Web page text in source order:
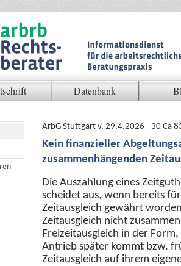
Datenbank
ArbG Stuttgart v. 29.4.2026 - 30 Ca
Kein finanzieller
zusammenhängenden
Die Auszahlung eines
scheidet aus, wenn bereits
Zeitausgleich gewährt
Zeitausgleich nicht
Freizeitausgleich in der
Antrieb später kommt bzw.
Zeitausgleich auf ihrem